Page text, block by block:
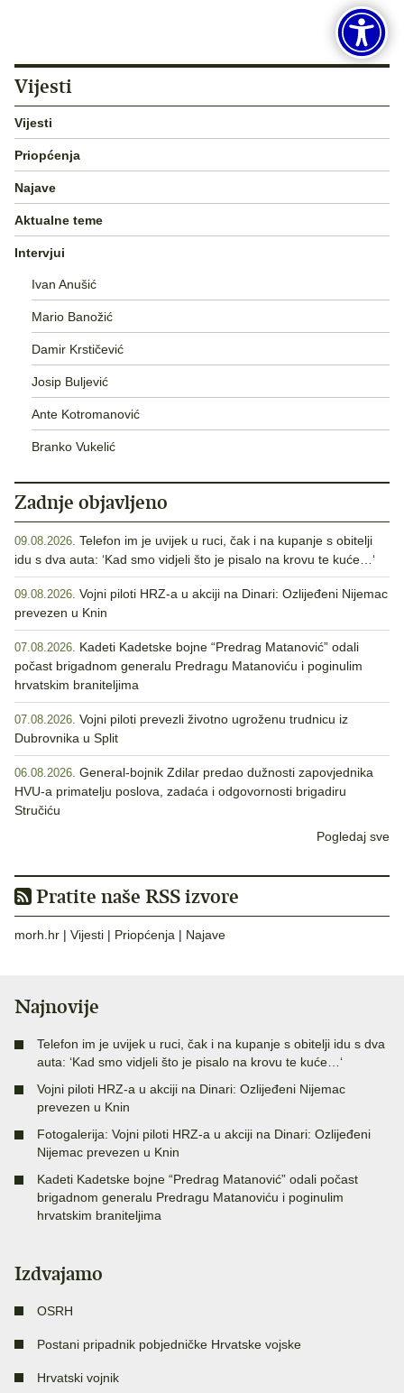
Vijesti
Vijesti
Priopćenja
Najave
Aktualne teme
Intervjui
Ivan Anušić
Mario Banožić
Damir Krstičević
Josip Buljević
Ante Kotromanović
Branko Vukelić
Zadnje objavljeno
09.08.2026. Telefon im je uvijek u ruci, čak i na kupanje s obitelji
idu s dva auta: ‘Kad smo vidjeli što je pisalo na krovu te kuće…‘
09.08.2026. Vojni piloti HRZ-a u akciji na Dinari: Ozlijeđeni Nijemac
prevezen u Knin
07.08.2026. Kadeti Kadetske bojne “Predrag Matanović” odali
počast brigadnom generalu Predragu Matanoviću i poginulim
hrvatskim braniteljima
07.08.2026. Vojni piloti prevezli životno ugroženu trudnicu iz
Dubrovnika u Split
06.08.2026. General-bojnik Zdilar predao dužnosti zapovjednika
HVU-a primatelju poslova, zadaća i odgovornosti brigadiru
Stručiću
Pogledaj sve
Pratite naše RSS izvore
morh.hr | Vijesti | Priopćenja | Najave
Najnovije
Telefon im je uvijek u ruci, čak i na kupanje s obitelji idu s dva
auta: ‘Kad smo vidjeli što je pisalo na krovu te kuće…‘
Vojni piloti HRZ-a u akciji na Dinari: Ozlijeđeni Nijemac
prevezen u Knin
Fotogalerija: Vojni piloti HRZ-a u akciji na Dinari: Ozlijeđeni
Nijemac prevezen u Knin
Kadeti Kadetske bojne “Predrag Matanović” odali počast
brigadnom generalu Predragu Matanoviću i poginulim
hrvatskim braniteljima
Izdvajamo
OSRH
Postani pripadnik pobjedničke Hrvatske vojske
Hrvatski vojnik